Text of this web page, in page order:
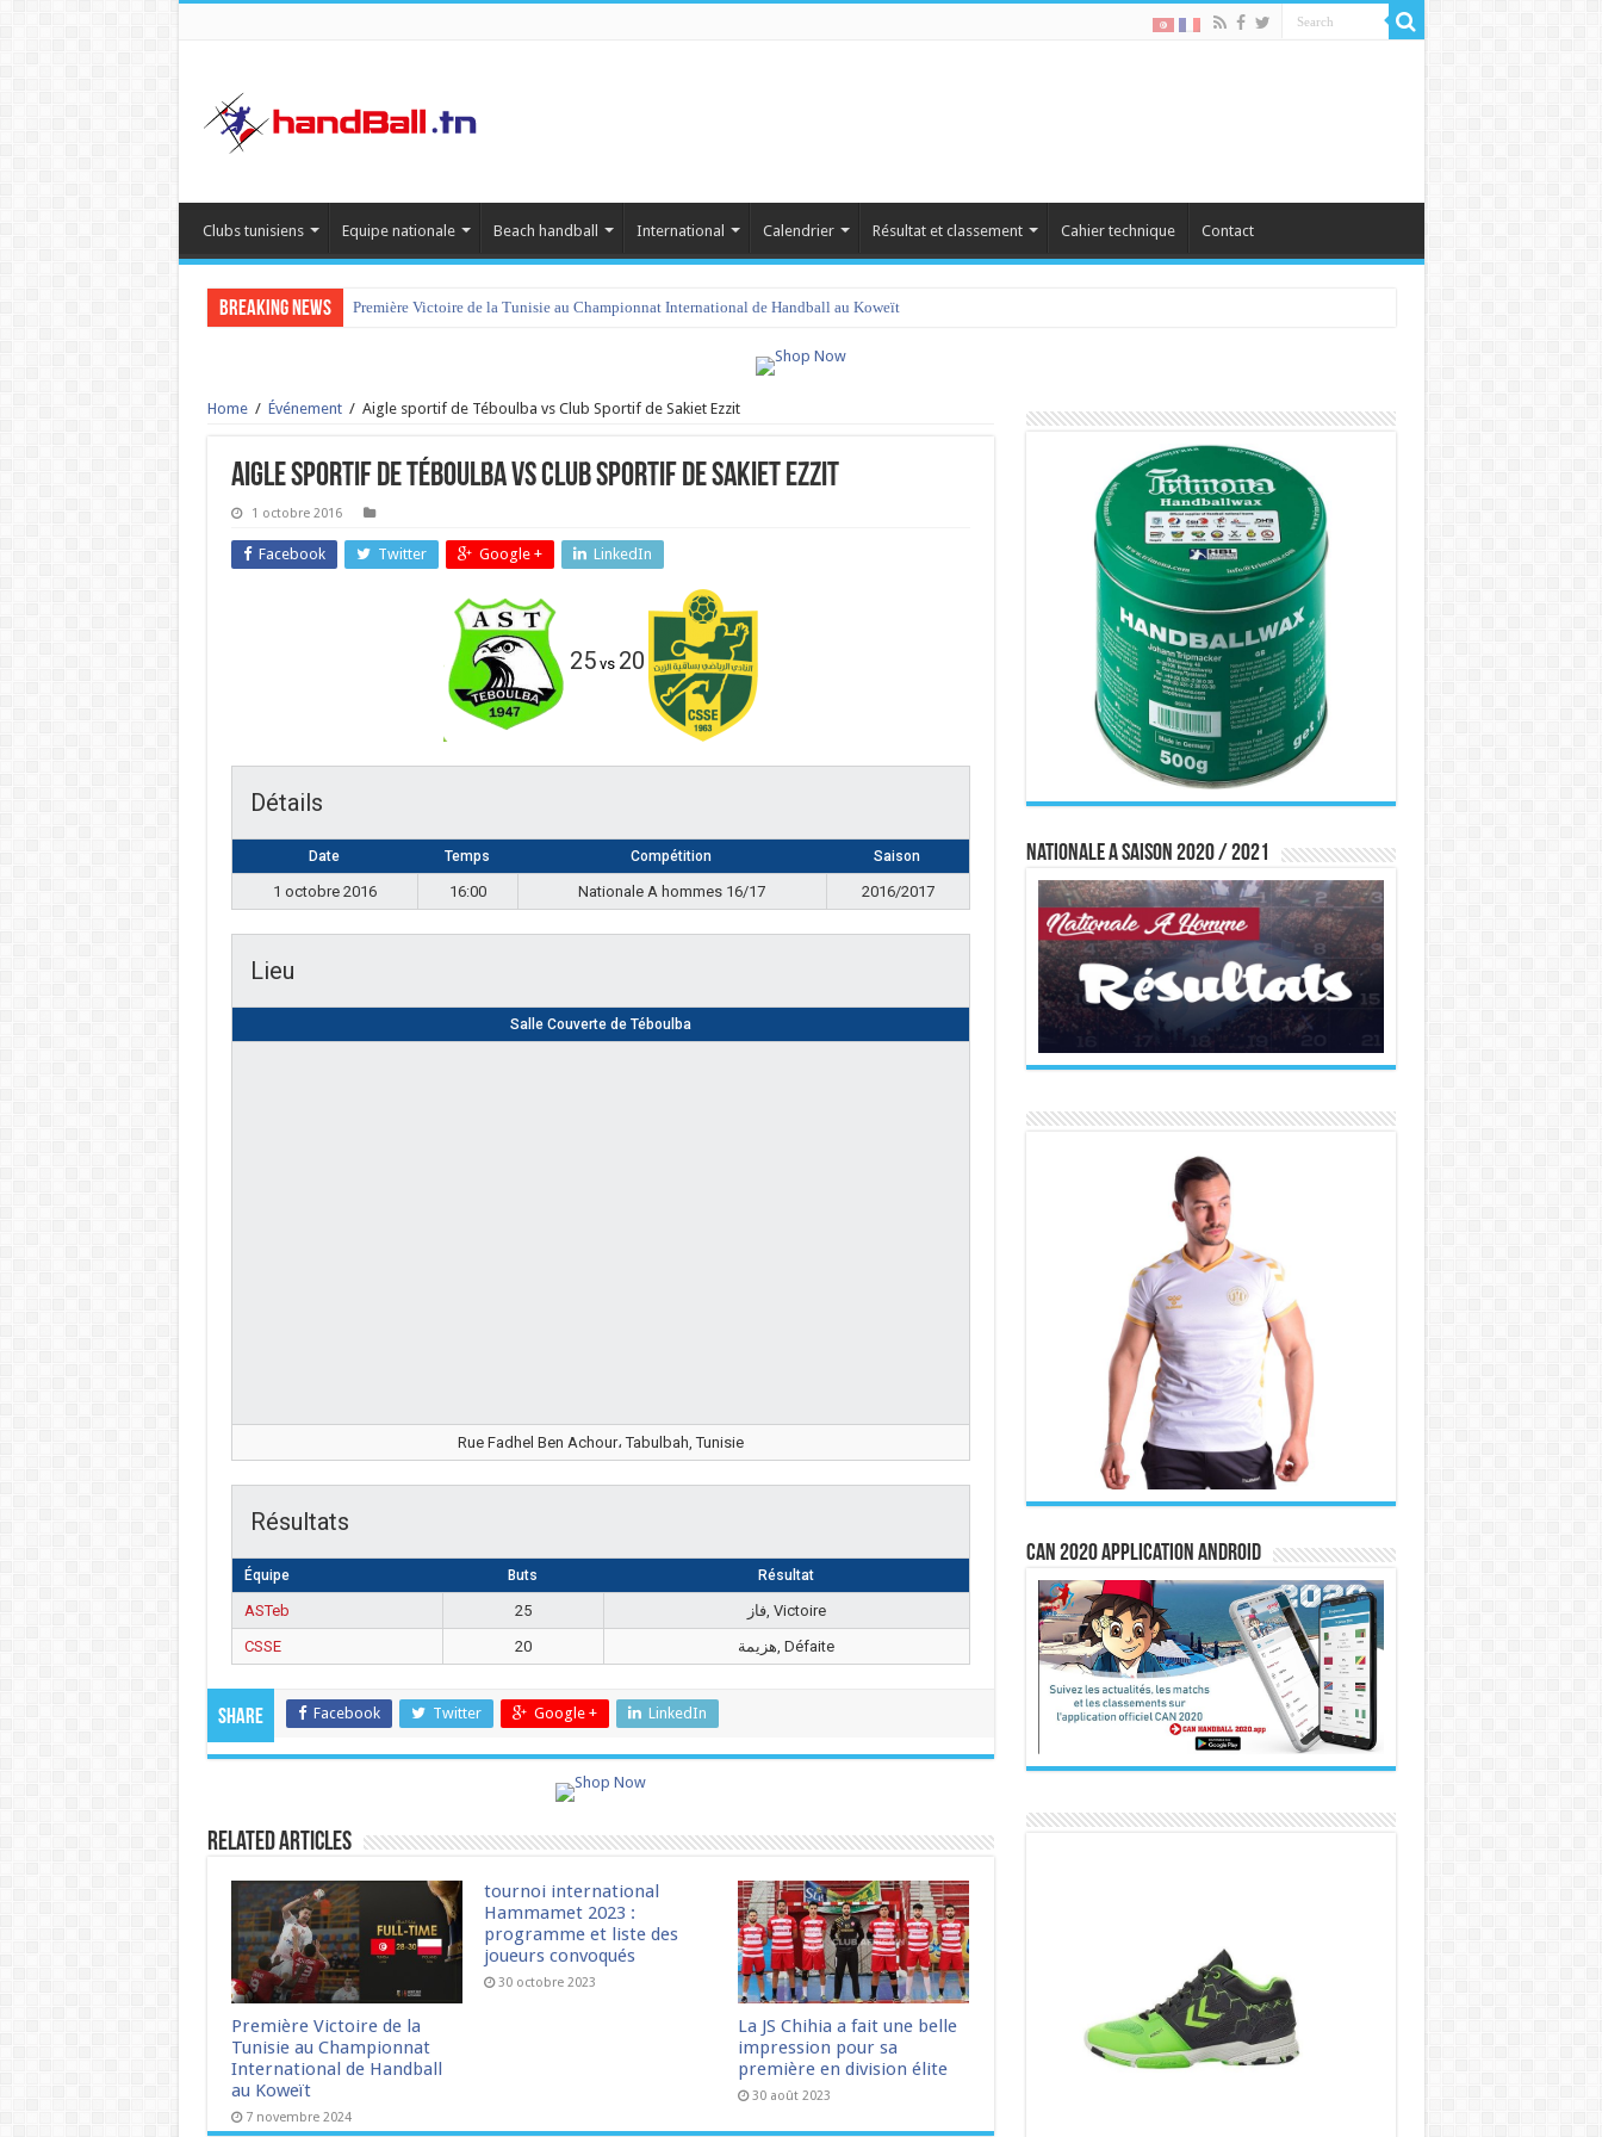
Clubs tunisiens Equipe nationale Beach handball International Calendrier Résultat et classement Cahier technique Contact
Breaking News Première Victoire de la Tunisie au Championnat International de Handball au Koweït
Home / Événement / Aigle sportif de Téboulba vs Club Sportif de Sakiet Ezzit
Aigle sportif de Téboulba vs Club Sportif de Sakiet Ezzit
1 octobre 2016
Facebook Twitter Google + LinkedIn
25vs 20
Détails
Date Temps Compétition Saison
1 octobre 2016 16:00 Nationale A hommes 16/17 2016/2017
Lieu
Salle Couverte de Téboulba
Rue Fadhel Ben Achour، Tabulbah, Tunisie
Résultats
Équipe Buts Résultat
ASTeb 25
فاز, Victoire
CSSE
20 هزيمة, Défaite
Share Facebook Twitter Google + LinkedIn
Related Articles
Première Victoire de la
Tunisie au Championnat
International de Handball
au Koweït
7 novembre 2024
tournoi international
Hammamet 2023 :
programme et liste des
joueurs convoqués
30 octobre 2023
La JS Chihia a fait une belle
impression pour sa
première en division élite
30 août 2023
Nationale A saison 2020 / 2021
CAN 2020 Application Android